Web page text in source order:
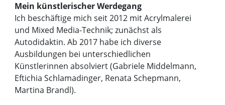
Mein künstlerischer Werdegang
Ich beschäftige mich seit 2012 mit Acrylmalerei
und Mixed Media-Technik; zunächst als
Autodidaktin. Ab 2017 habe ich diverse
Ausbildungen bei unterschiedlichen
Künstlerinnen absolviert (Gabriele Middelmann,
Eftichia Schlamadinger, Renata Schepmann,
Martina Brandl).